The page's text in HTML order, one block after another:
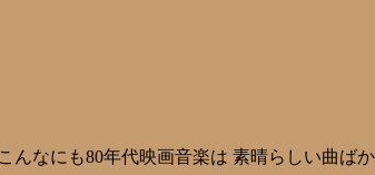
なにも80年代映画音楽は 素晴らしい曲ば